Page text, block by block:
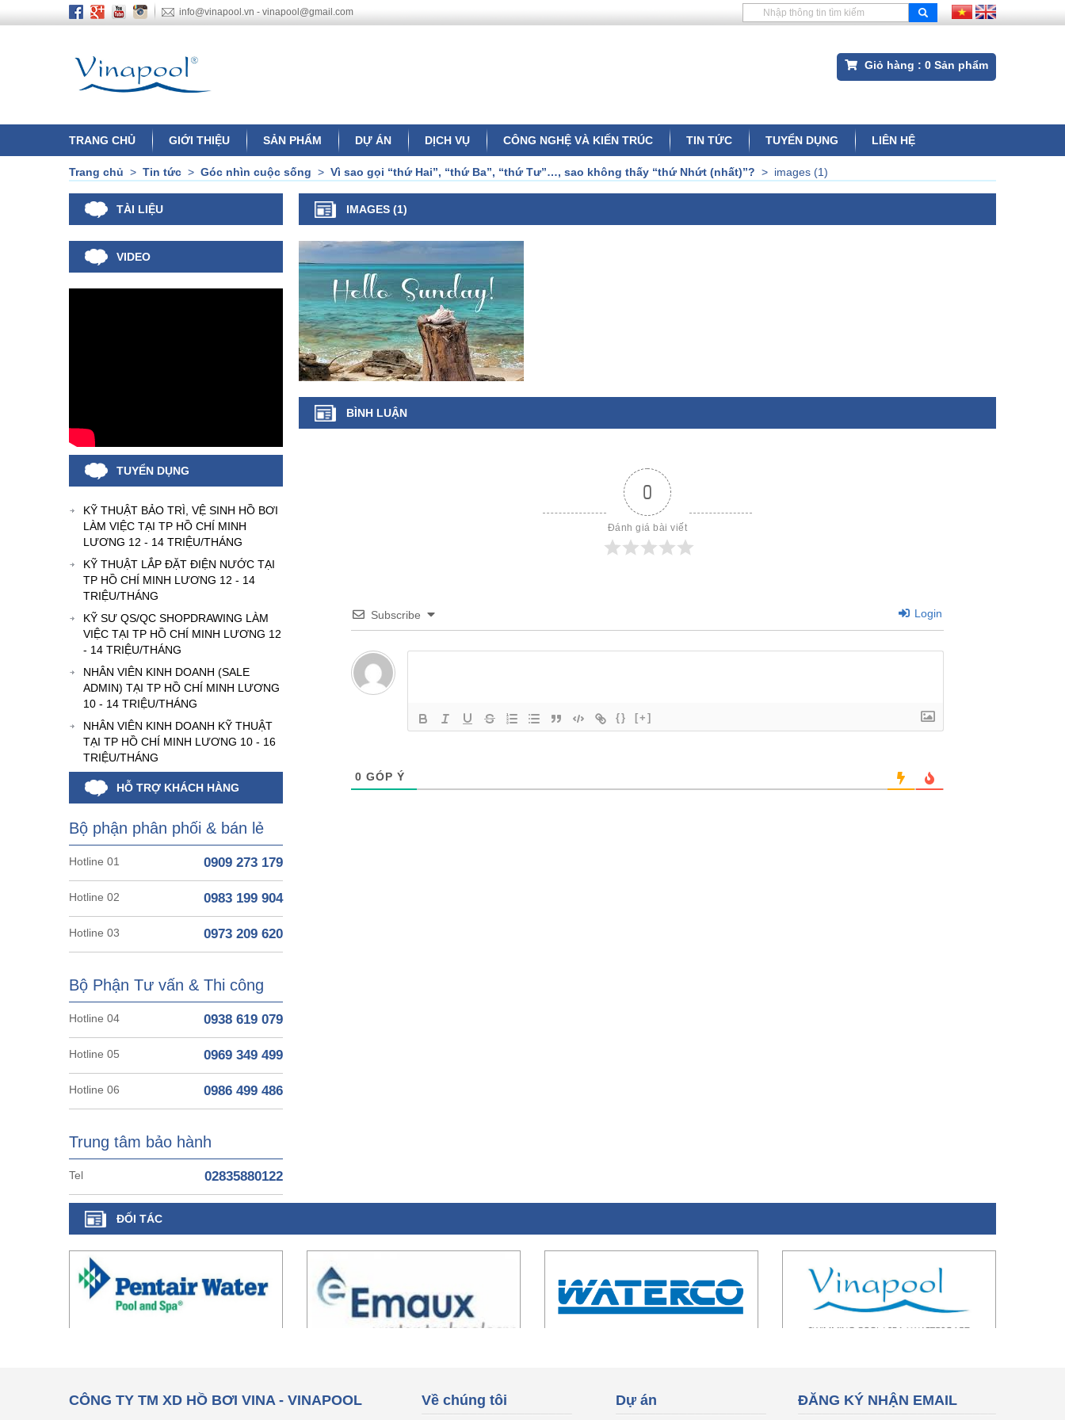
info@vinapool.vn - vinapool@gmail.com
Giỏ hàng : 0 Sản phẩm
TRANG CHỦ GIỚI THIỆU SẢN PHẨM DỰ ÁN DỊCH VỤ CÔNG NGHỆ VÀ KIẾN TRÚC TIN TỨC TUYỂN DỤNG LIÊN HỆ
Trang chủ > Tin tức > Góc nhìn cuộc sống > Vì sao gọi “thứ Hai”, “thứ Ba”, “thứ Tư”…, sao không thấy “thứ Nhứt (nhất)”? > images (1)
TÀI LIỆU
VIDEO
TUYỂN DỤNG
KỸ THUẬT BẢO TRÌ, VỆ SINH HỒ BƠI
LÀM VIỆC TẠI TP HỒ CHÍ MINH
LƯƠNG 12 - 14 TRIỆU/THÁNG
KỸ THUẬT LẮP ĐẶT ĐIỆN NƯỚC TẠI
TP HỒ CHÍ MINH LƯƠNG 12 - 14
TRIỆU/THÁNG
KỸ SƯ QS/QC SHOPDRAWING LÀM
VIỆC TẠI TP HỒ CHÍ MINH LƯƠNG 12
- 14 TRIỆU/THÁNG
NHÂN VIÊN KINH DOANH (SALE
ADMIN) TẠI TP HỒ CHÍ MINH LƯƠNG
10 - 14 TRIỆU/THÁNG
NHÂN VIÊN KINH DOANH KỸ THUẬT
TẠI TP HỒ CHÍ MINH LƯƠNG 10 - 16
TRIỆU/THÁNG
HỖ TRỢ KHÁCH HÀNG
Bộ phận phân phối & bán lẻ
Hotline 01 0909 273 179
Hotline 02 0983 199 904
Hotline 03 0973 209 620
Bộ Phận Tư vấn & Thi công
Hotline 04 0938 619 079
Hotline 05 0969 349 499
Hotline 06 0986 499 486
Trung tâm bảo hành
Tel 02835880122
IMAGES (1)
BÌNH LUẬN
0
Đánh giá bài viết
Subscribe Login
{} [+]
0 GÓP Ý
ĐỐI TÁC
CÔNG TY TM XD HỒ BƠI VINA - VINAPOOL Về chúng tôi Dự án ĐĂNG KÝ NHẬN EMAIL